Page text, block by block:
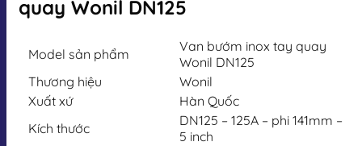
quay Wonil DN125
Model sản phẩm
Van bướm inox tay quay
Wonil DN125
Thương hiệu
Wonil
Xuất xứ
Hàn Quốc
Kích thước
DN125 – 125A – phi 141mm –
5 inch